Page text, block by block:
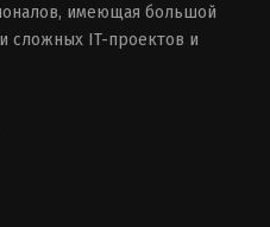
имеющая большой
сложных IT-проектов и